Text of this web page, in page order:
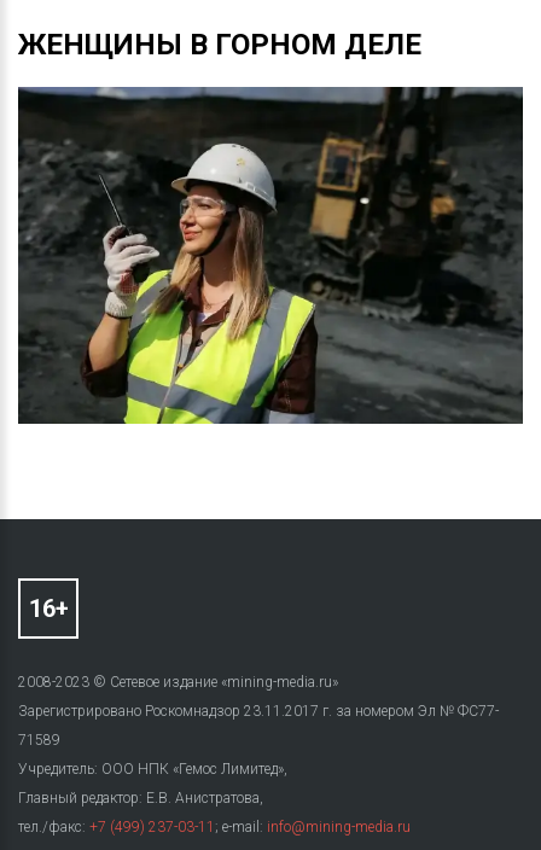
ЖЕНЩИНЫ В ГОРНОМ ДЕЛЕ
2008-2023 © Сетевое издание «mining-media.ru»
Зарегистрировано Роскомнадзор 23.11.2017 г. за номером Эл № ФС77-
71589
Учредитель: ООО НПК «Гемос Лимитед»,
Главный редактор: Е.В. Анистратова,
тел./факс: +7 (499) 237-03-11 ; e-mail: info@mining-media.ru